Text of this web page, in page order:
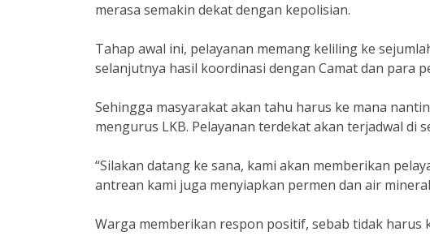
merasa semakin dekat dengan kepolisian.
Tahap awal ini, pelayanan memang keliling ke
selanjutnya hasil koordinasi dengan Camat dan para
Sehingga masyarakat akan tahu harus ke mana
mengurus LKB. Pelayanan terdekat akan terjadwal di
“Silakan datang ke sana, kami akan memberikan
antrean kami juga menyiapkan permen dan air
Warga memberikan respon positif, sebab tidak harus